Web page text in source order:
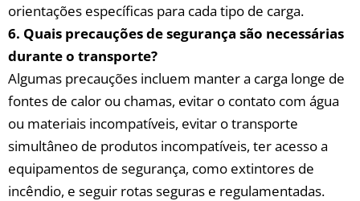
orientações ⁢específicas para ⁤cada tipo de​ carga.
6.⁢ Quais⁢ precauções de segurança ‌são necessárias
durante ⁢o transporte?
Algumas precauções incluem manter ⁢a‍ carga​ longe de
fontes de‌ calor⁤ ou ⁣chamas, evitar ⁣o​ contato com água
‍ou materiais ⁤incompatíveis,‍ evitar o ⁢transporte‌
simultâneo de produtos⁢ incompatíveis, ter acesso a
equipamentos de segurança, como ‌extintores de‌
incêndio, e seguir rotas ​seguras e regulamentadas.